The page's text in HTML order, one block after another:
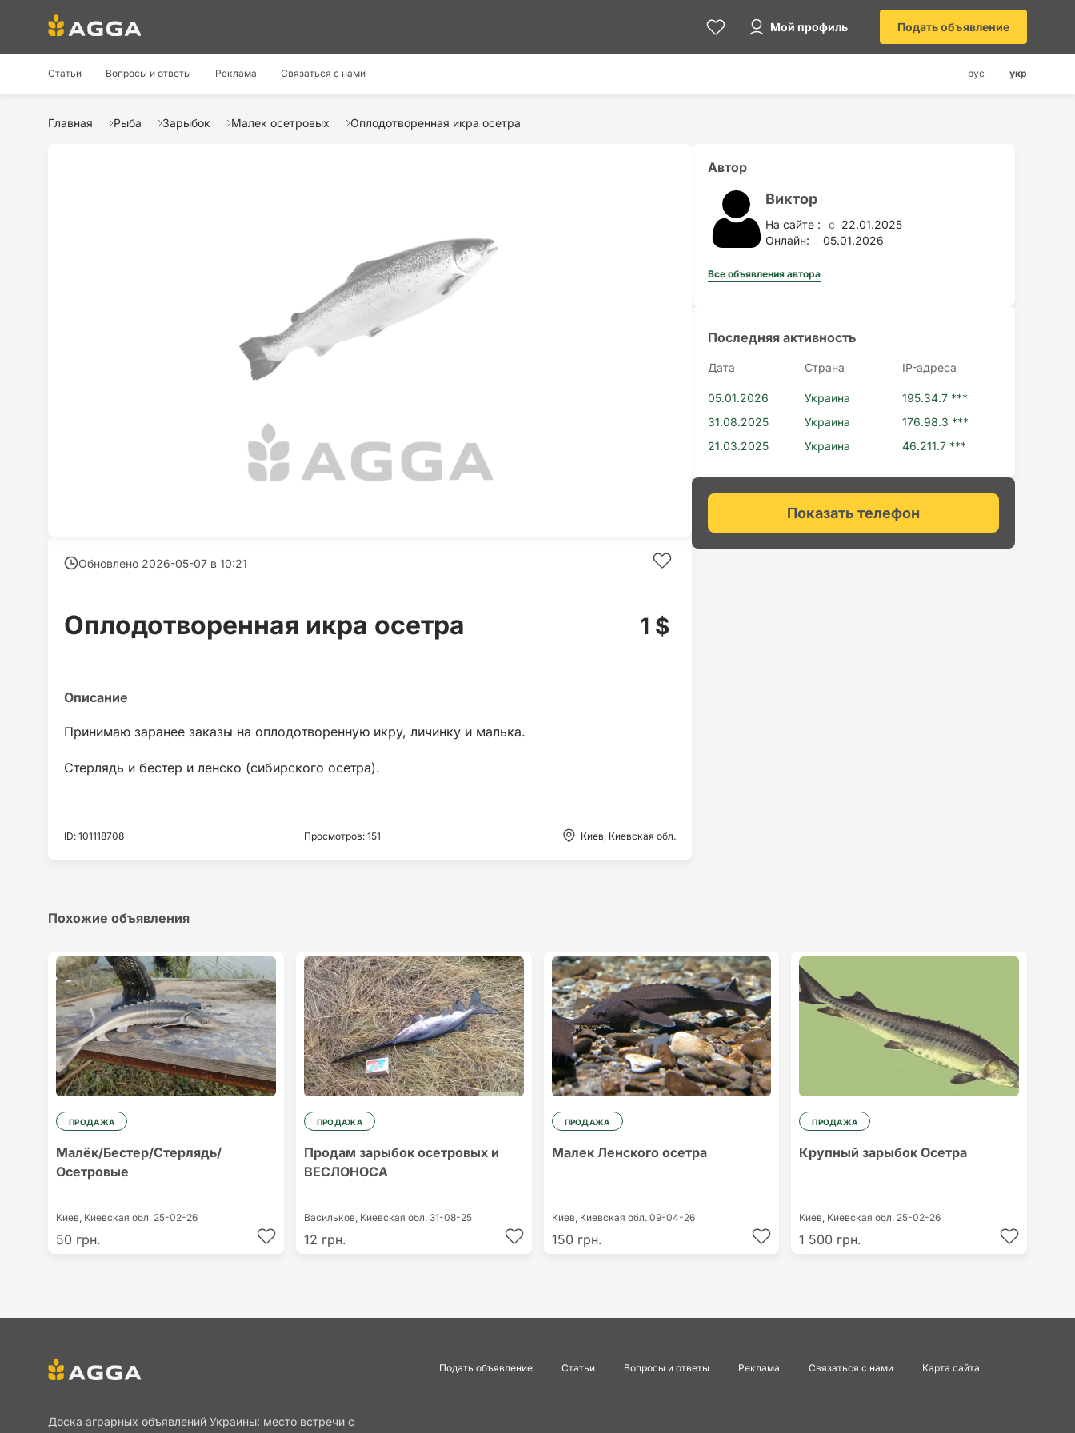
Мой профиль Подать объявление
Статьи Вопросы и ответы Реклама Связаться с нами рус укр
Главная Рыба Зарыбок Малек осетровых Оплодотворенная икра осетра
Обновлено 2026-05-07 в 10:21
Оплодотворенная икра осетра 1 $
Принимаю заранее заказы на оплодотворенную икру, личинку и малька.
Стерлядь и бестер и ленско (сибирского осетра).
ID: 101118708 Просмотров: 151 Киев, Киевская обл.
Автор
Виктор
На сайте : c 22.01.2025
Онлайн:
05.01.2026
Все объявления автора
Последняя активность
Дата Страна IP-адресa
05.01.2026 Украина
195.34.7 ***
31.08.2025
Украина
176.98.3 ***
21.03.2025
Украина 46.211.7 ***
Показать телефон
Похожие объявления
ПРОДАЖА
Малёк/Бестер/Стерлядь/
Осетровые
Киев, Киевская обл. 25-02-26
50 грн.
ПРОДАЖА
Продам зарыбок осетровых и
ВЕСЛОНОСА
Васильков, Киевская обл. 31-08-25
12 грн.
ПРОДАЖА
Малек Ленского осетра
Киев, Киевская обл. 09-04-26
150 грн.
ПРОДАЖА
Крупный зарыбок Осетра
Киев, Киевская обл. 25-02-26
1 500 грн.
Доска аграрных объявлений Украины: место встречи с
Подать объявление Статьи Вопросы и ответы Реклама Связаться с нами Карта сайта